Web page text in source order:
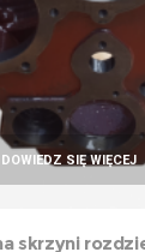
DOWIEDZ SIĘ WIĘCEJ
skrzyni